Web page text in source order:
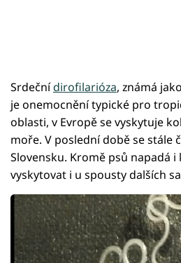
Srdečnídirofilarióza, známá
je onemocnění typické pro
oblasti, v Evropě se vyskytuje
moře. V poslední době se stále
Slovensku. Kromě psů napadá i
vyskytovat i u spousty dalších